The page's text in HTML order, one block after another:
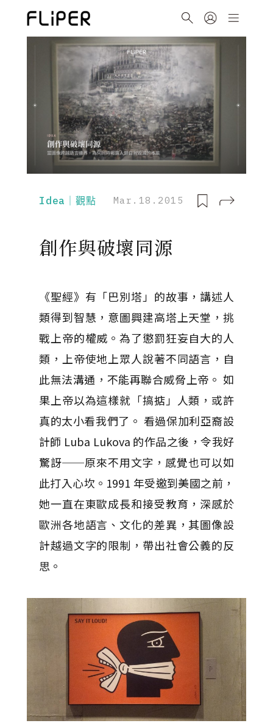
Idea｜觀點 Mar.18.2015
創作與破壞同源
《聖經》有「巴別塔」的故事，講述人
類得到智慧，意圖興建高塔上天堂，挑
戰上帝的權威。為了懲罰狂妄自大的人
類，上帝使地上眾人說著不同語言，自
此無法溝通，不能再聯合威脅上帝。 如
果上帝以為這樣就「搞掂」人類，或許
真的太小看我們了。 看過保加利亞裔設
計師 Luba Lukova 的作品之後，令我好
驚訝──原來不用文字，感覺也可以如
此打入心坎。1991 年受邀到美國之前，
她一直在東歐成長和接受教育，深感於
歐洲各地語言、文化的差異，其圖像設
計越過文字的限制，帶出社會公義的反
思。